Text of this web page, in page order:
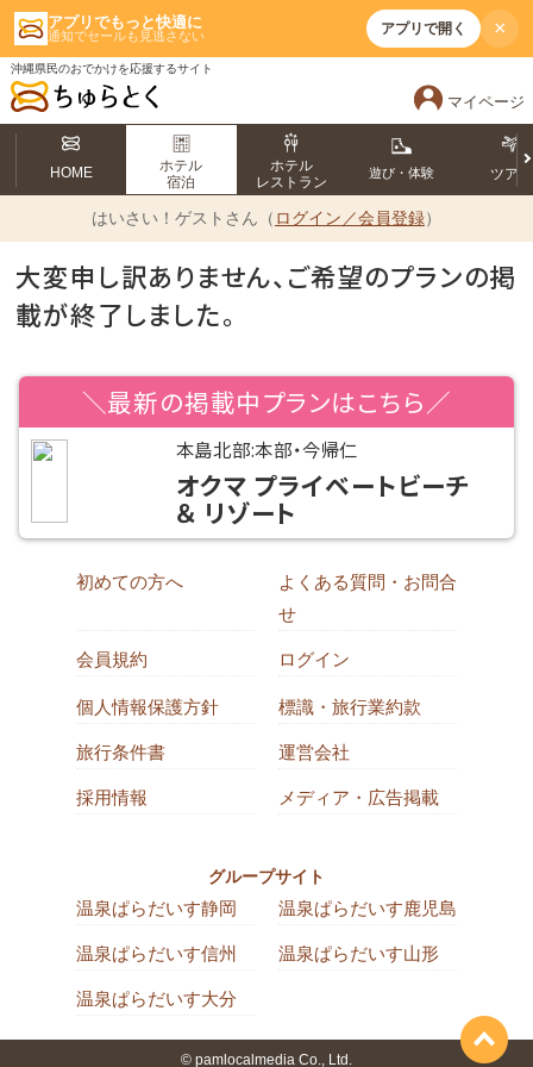
アプリでもっと快適に
通知でセールも見逃さない アプリで開く ×
沖縄県民のおでかけを応援するサイト
マイページ
HOME
ホテル
宿泊
ホテル
レストラン
遊び・体験 ツアー
はいさい！ ゲストさん（ ログイン／会員登録）
大変申し訳ありません、ご希望のプランの掲
載が終了しました。
＼最新の掲載中プランはこちら／
本島北部:本部・今帰仁
オクマ プライベートビーチ
＆ リゾート
初めての方へ
よくある質問・お問合
せ
会員規約 ログイン
個人情報保護方針 標識・旅行業約款
旅行条件書 運営会社
採用情報 メディア・広告掲載
グループサイト
温泉ぱらだいす静岡 温泉ぱらだいす鹿児島
温泉ぱらだいす信州 温泉ぱらだいす山形
温泉ぱらだいす大分
© pamlocalmedia Co., Ltd.